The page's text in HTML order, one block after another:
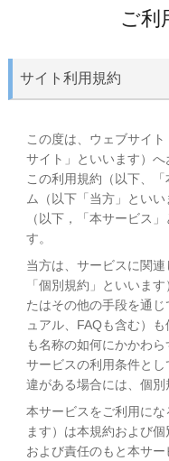
ご利
サイト利用規約
この度は、ウェブサイ
サイト」といいます）へ
この利用規約（以下、
ム（以下「当方」とい
（以下，「本サービス
す。
当方は、サービスに関
「個別規約」といいま
たはその他の手段を通
ュアル、FAQも含む）
も名称の如何にかかわ
サービスの利用条件と
違がある場合には、個別
本サービスをご利用に
ます）は本規約および
および責任のもと本サ